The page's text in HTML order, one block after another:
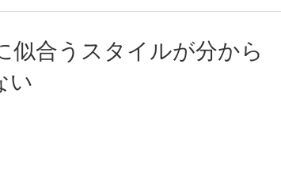
似合うスタイルが分から
い